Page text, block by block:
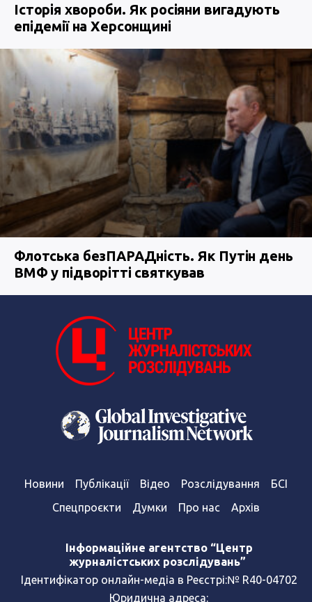
Історія хвороби. Як росіяни вигадують
епідемії на Херсонщині
Флотська безПАРАДність. Як Путін день
ВМФ у підворітті святкував
Новини Публікації Відео Розслідування
БСІ
Спецпроєкти
Думки Про нас Архів
Інформаційне агентство “Центр
журналістських розслідувань”
Ідентифікатор онлайн-медіа в Реєстрі:№ R40-04702
Юридична адреса: